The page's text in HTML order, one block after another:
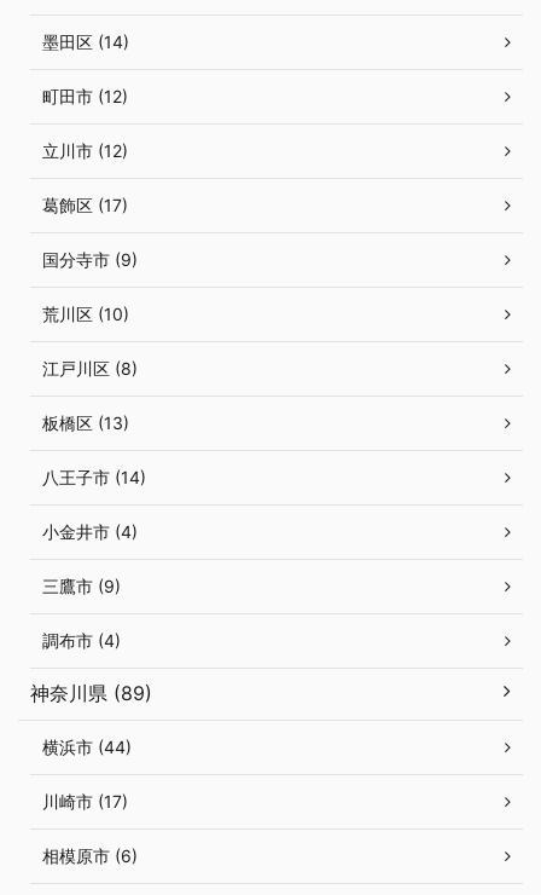
墨田区 (14)
町田市 (12)
立川市 (12)
葛飾区 (17)
国分寺市 (9)
荒川区 (10)
江戸川区 (8)
板橋区 (13)
八王子市 (14)
小金井市 (4)
三鷹市 (9)
調布市 (4)
神奈川県 (89)
横浜市 (44)
川崎市 (17)
相模原市 (6)